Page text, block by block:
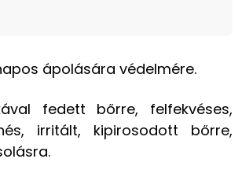
ápolására védelmére.
fedett bőrre, felfekvéses,
irritált, kipirosodott bőrre,